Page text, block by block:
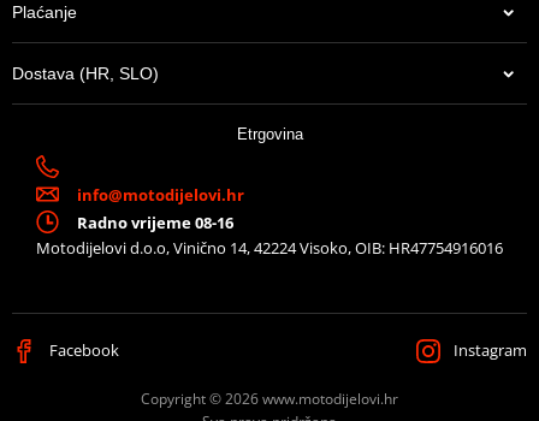
U centralnom skladištu
Plaćanje
Dostava (HR, SLO)
Etrgovina
info@motodijelovi.hr
Radno vrijeme 08-16
Motodijelovi d.o.o, Vinično 14, 42224 Visoko, OIB: HR47754916016
Facebook Instagram
Copyright © 2026 www.motodijelovi.hr